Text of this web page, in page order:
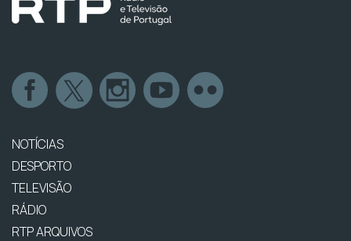
NOTÍCIAS
DESPORTO
TELEVISÃO
RÁDIO
RTP ARQUIVOS